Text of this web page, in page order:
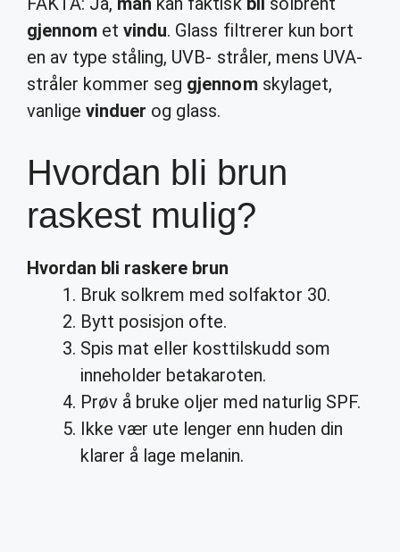
gjennom etvindu. Glass filtrerer kun bort
en av type ståling, UVB- stråler, mens UVA-
stråler kommer seg gjennomskylaget,
vanligevinduer og glass.
Hvordan bli brun
raskest mulig?
Hvordan bli raskere brun
Bruk solkrem med solfaktor 30.
Bytt posisjon ofte.
Spis mat eller kosttilskudd som
inneholder betakaroten.
Prøv å bruke oljer med naturlig SPF.
Ikke vær ute lenger enn huden din
klarer å lage melanin.